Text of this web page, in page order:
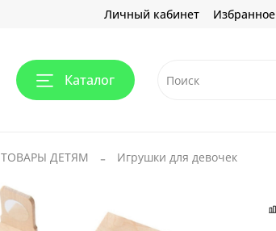
Личный кабинет Избранное
Каталог
ТОВАРЫ ДЕТЯМ Игрушки для девочек